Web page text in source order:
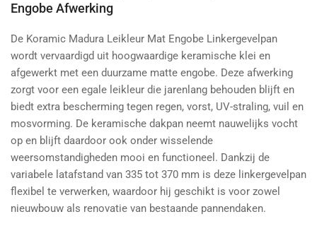
Engobe Afwerking
De Koramic Madura Leikleur Mat Engobe Linkergevelpan
wordt vervaardigd uit hoogwaardige keramische klei en
afgewerkt met een duurzame matte engobe. Deze afwerking
zorgt voor een egale leikleur die jarenlang behouden blijft en
biedt extra bescherming tegen regen, vorst, UV-straling, vuil en
mosvorming. De keramische dakpan neemt nauwelijks vocht
op en blijft daardoor ook onder wisselende
weersomstandigheden mooi en functioneel. Dankzij de
variabele latafstand van 335 tot 370 mm is deze linkergevelpan
flexibel te verwerken, waardoor hij geschikt is voor zowel
nieuwbouw als renovatie van bestaande pannendaken.